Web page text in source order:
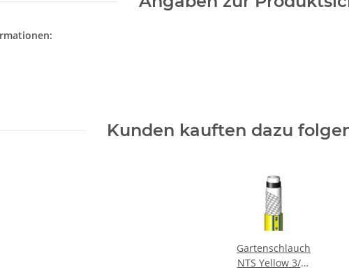
Kunden kauften dazu
Gartenschlauch
NTS Yellow 3/4"